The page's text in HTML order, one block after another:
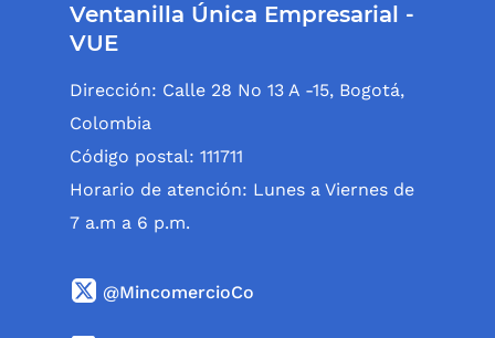
Ventanilla Única Empresarial -
VUE
Dirección: Calle 28 No 13 A -15, Bogotá,
Colombia
Código postal: 111711
Horario de atención: Lunes a Viernes de
7 a.m a 6 p.m.
@MincomercioCo